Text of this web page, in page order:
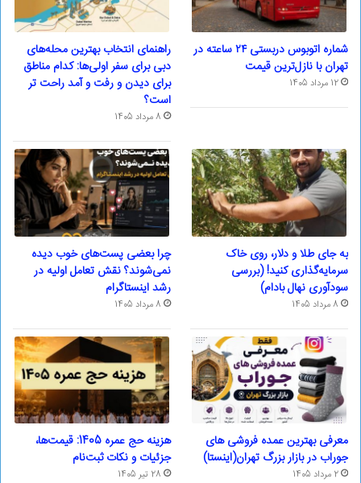
شماره اتوبوس دربستی ۲۴ ساعته در
تهران با نازل‌ترین قیمت
12 مرداد 1405
راهنمای انتخاب بهترین محله‌های
دبی برای سفر اولی‌ها: کدام مناطق
برای دیدن و رفت و آمد راحت تر
است؟
8 مرداد 1405
به جای طلا و دلار، روی خاک
سرمایه‌گذاری کنید! (بررسی
سودآوری نهال بادام)
8 مرداد 1405
چرا بعضی پست‌های خوب دیده
نمی‌شوند؟ نقش تعامل اولیه در
رشد اینستاگرام
8 مرداد 1405
معرفی بهترین عمده فروشی های
جوراب در بازار بزرگ تهران(اینستا)
2 مرداد 1405
هزینه حج عمره 1405: قیمت‌ها،
جزئیات و نکات ثبت‌نام
28 تیر 1405